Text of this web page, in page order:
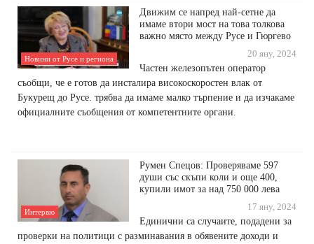
Новини от Русе и региона
Движим се напред най-сетне да
имаме втори мост на това толкова
важно място между Русе и Гюргево
20 яну, 2024
Частен железопътен оператор
съобщи, че е готов да инсталира високоскоростен влак от
Букурещ до Русе. трябва да имаме малко търпение и да изчакаме
официалните съобщения от компетентните органи.
Интервю
Румен Спецов: Проверяваме 597
души със скъпи коли и още 400,
купили имот за над 750 000 лева
17 яну, 2024
Единични са случаите, подадени за
проверки на политици с разминавания в обявените доходи и